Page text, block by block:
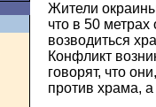
Жители
что в 50 метрах
возводиться
Конфликт
говорят, что
против храма, а